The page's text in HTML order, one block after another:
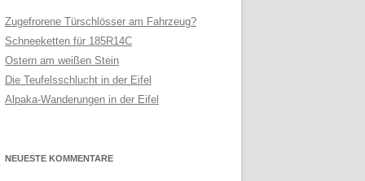
Zugefrorene Türschlösser am Fahrzeug?
Schneeketten für 185R14C
Ostern am weißen Stein
Die Teufelsschlucht in der Eifel
Alpaka-Wanderungen in der Eifel
NEUESTE KOMMENTARE